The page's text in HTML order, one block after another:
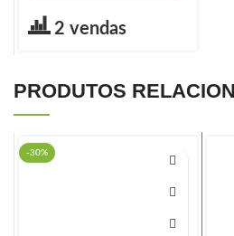
2 vendas
PRODUTOS
-30%